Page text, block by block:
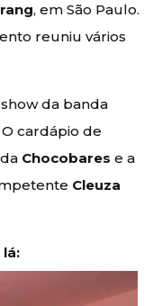
, em São Paulo.
reuniu vários
da banda
O cardápio de
Chocobarese a
Cleuza